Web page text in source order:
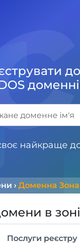
найкраще
› Доменна Зона
в
Послуги реєстру